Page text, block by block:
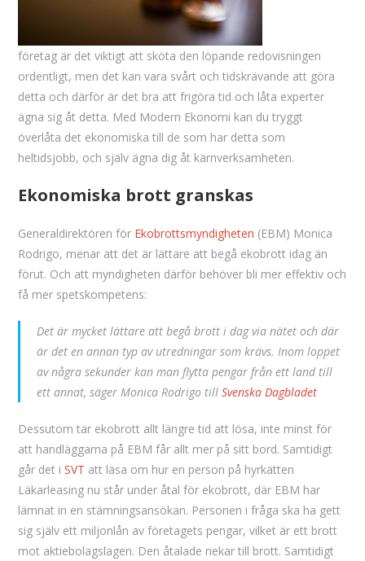
företag är det viktigt att sköta den löpande redovisningen
ordentligt, men det kan vara svårt och tidskrävande att göra
detta och därför är det bra att frigöra tid och låta experter
ägna sig åt detta. Med Modern Ekonomi kan du tryggt
överlåta det ekonomiska till de som har detta som
heltidsjobb, och själv ägna dig åt kärnverksamheten.
Ekonomiska brott granskas
Generaldirektören för Ekobrottsmyndigheten (EBM) Monica
Rodrigo, menar att det är lättare att begå ekobrott idag än
förut. Och att myndigheten därför behöver bli mer effektiv och
få mer spetskompetens:
Det är mycket lättare att begå brott i dag via nätet och där
är det en annan typ av utredningar som krävs. Inom loppet
av några sekunder kan man flytta pengar från ett land till
ett annat, säger Monica Rodrigo tillSvenska Dagbladet
Dessutom tar ekobrott allt längre tid att lösa, inte minst för
att handläggarna på EBM får allt mer på sitt bord. Samtidigt
går det iSVT att läsa om hur en person på hyrkätten
Läkarleasing nu står under åtal för ekobrott, där EBM har
lämnat in en stämningsansökan. Personen i fråga ska ha gett
sig själv ett miljonlån av företagets pengar, vilket är ett brott
mot aktiebolagslagen. Den åtalade nekar till brott. Samtidigt